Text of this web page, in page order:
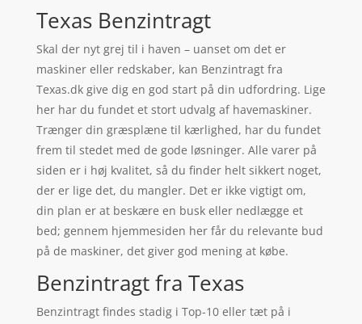
Texas Benzintragt
Skal der nyt grej til i haven – uanset om det er
maskiner eller redskaber, kan Benzintragt fra
Texas.dk give dig en god start på din udfordring. Lige
her har du fundet et stort udvalg af havemaskiner.
Trænger din græsplæne til kærlighed, har du fundet
frem til stedet med de gode løsninger. Alle varer på
siden er i høj kvalitet, så du finder helt sikkert noget,
der er lige det, du mangler. Det er ikke vigtigt om,
din plan er at beskære en busk eller nedlægge et
bed; gennem hjemmesiden her får du relevante bud
på de maskiner, det giver god mening at købe.
Benzintragt fra Texas
Benzintragt findes stadig i Top-10 eller tæt på i